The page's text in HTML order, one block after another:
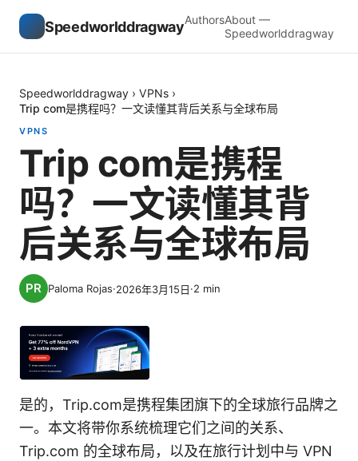
SpeedworlddragwayAuthorsAbout —
Speedworlddragway
Speedworlddragway › VPNs ›
Trip com是携程吗？一文读懂其背后关系与全球布局
VPNS
Trip com是携程
吗？一文读懂其背
后关系与全球布局
Paloma Rojas·2026年3月15日·2 min
是的，Trip.com是携程集团旗下的全球旅行品牌之
一。本文将带你系统梳理它们之间的关系、
Trip.com 的全球布局，以及在旅行计划中与 VPN